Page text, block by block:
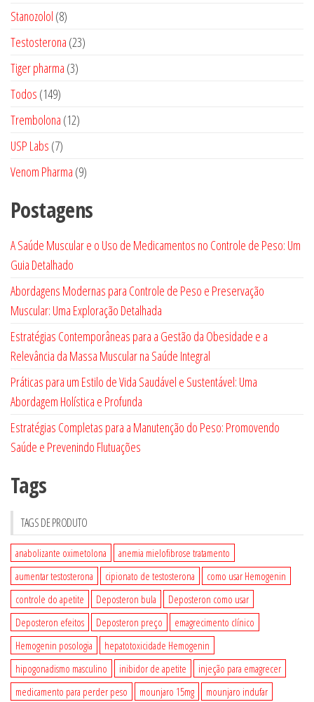
Stanozolol 88
produtos
Testosterona 2323
Tiger pharma 33
Todos 149149
produtos
Trembolona 1212
USP Labs 77
produtos
Venom Pharma 99
Postagens
A Saúde Muscular e o Uso de Medicamentos no Controle de Peso: Um
Guia Detalhado
Abordagens Modernas para Controle de Peso e Preservação
Muscular: Uma Exploração Detalhada
Estratégias Contemporâneas para a Gestão da Obesidade e a
Relevância da Massa Muscular na Saúde Integral
Práticas para um Estilo de Vida Saudável e Sustentável: Uma
Abordagem Holística e Profunda
Estratégias Completas para a Manutenção do Peso: Promovendo
Saúde e Prevenindo Flutuações
Tags
TAGS DE PRODUTO
anabolizante oximetolona
anemia mielofibrose tratamento
aumentar testosterona
cipionato de testosterona
como usar Hemogenin
controle do apetite
Deposteron bula
Deposteron como usar
Deposteron efeitos
Deposteron preço
emagrecimento clínico
Hemogenin posologia
hepatotoxicidade Hemogenin
hipogonadismo masculino
inibidor de apetite
injeção para emagrecer
medicamento para perder peso
mounjaro 15mg mounjaro indufar